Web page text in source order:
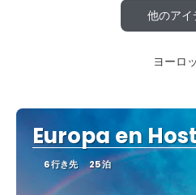
他のアイ
ヨーロ
Europa en
6 行き先 25 泊